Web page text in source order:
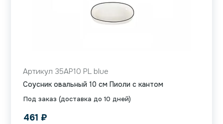
Под заказ (доставка до 10 дней)
Артикул 35AP10 PL blue
Соусник овальный 10 см Пиоли с кантом
461 ₽